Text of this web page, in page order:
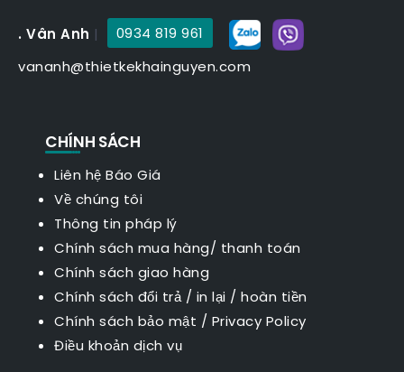
. Vân Anh |
0934 819 961
vananh@thietkekhainguyen.com
CHÍNH SÁCH
Liên hệ Báo Giá
Về chúng tôi
Thông tin pháp lý
Chính sách mua hàng/ thanh toán
Chính sách giao hàng
Chính sách đổi trả / in lại / hoàn tiền
Chính sách bảo mật / Privacy Policy
Điều khoản dịch vụ